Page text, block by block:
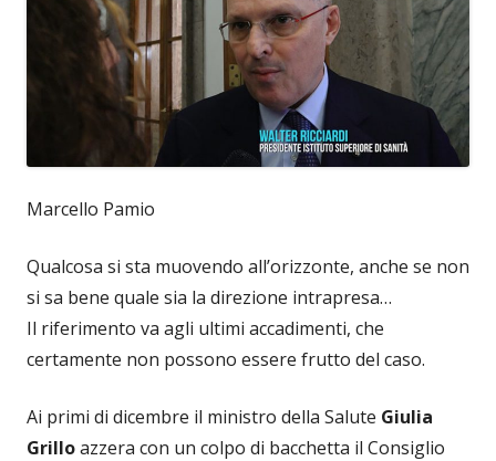
Marcello Pamio
Qualcosa si sta muovendo all’orizzonte, anche se non
si sa bene quale sia la direzione intrapresa…
Il riferimento va agli ultimi accadimenti, che
certamente non possono essere frutto del caso.
Ai primi di dicembre il ministro della Salute Giulia
Grilloazzera con un colpo di bacchetta il Consiglio